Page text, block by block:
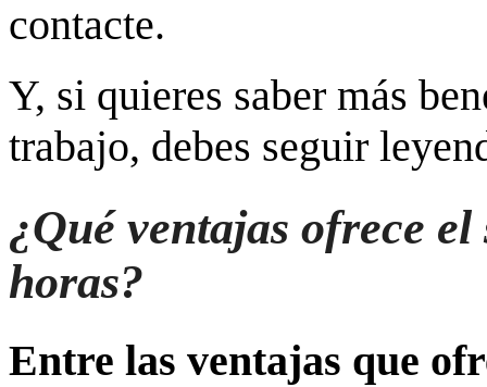
contacte.
Y, si quieres saber más
trabajo, debes seguir
¿Qué ventajas ofrece
horas?
Entre las ventajas que